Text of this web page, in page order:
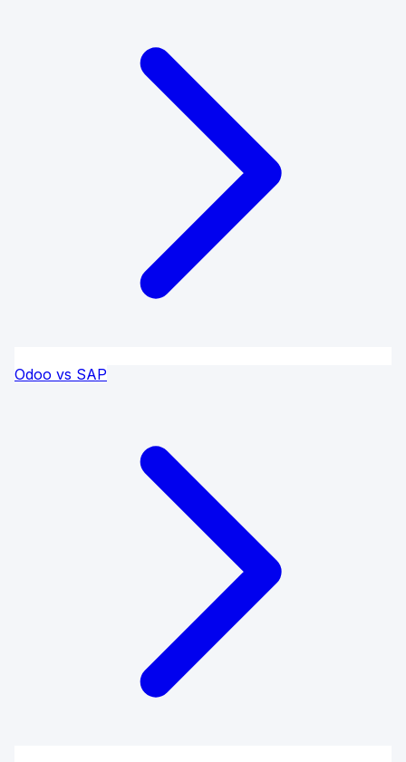
Odoo vs SAP